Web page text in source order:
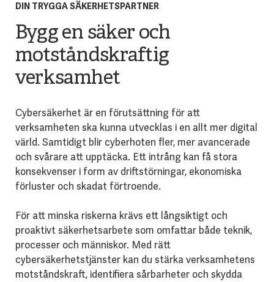
DIN TRYGGA SÄKERHETSPARTNER
Bygg en säker och
motståndskraftig
verksamhet
Cybersäkerhet är en förutsättning för att
verksamheten ska kunna utvecklas i en allt mer digital
värld. Samtidigt blir cyberhoten fler, mer avancerade
och svårare att upptäcka. Ett intrång kan få stora
konsekvenser i form av driftstörningar, ekonomiska
förluster och skadat förtroende.
För att minska riskerna krävs ett långsiktigt och
proaktivt säkerhetsarbete som omfattar både teknik,
processer och människor. Med rätt
cybersäkerhetstjänster kan du stärka verksamhetens
motståndskraft, identifiera sårbarheter och skydda